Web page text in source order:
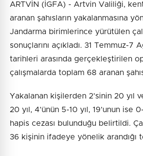
ARTVİN (İGFA) - Artvin Valiliği,
aranan şahısların yakalanmasına
Jandarma birimlerince yürütülen
sonuçlarını açıkladı. 31 Temmuz-7
tarihleri arasında gerçekleştirilen
çalışmalarda toplam 68 aranan
Yakalanan kişilerden 2’sinin 20 yıl
20 yıl, 4’ünün 5-10 yıl, 19’unun ise
hapis cezası bulunduğu belirtildi.
36 kişinin ifadeye yönelik arandığı